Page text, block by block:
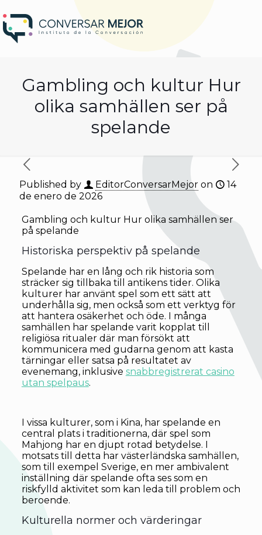
Gambling och kultur Hur
olika samhällen ser på
spelande
Published by EditorConversarMejor on
14
de enero de 2026
Gambling och kultur Hur olika samhällen ser
på spelande
Historiska perspektiv på spelande
Spelande har en lång och rik historia som
sträcker sig tillbaka till antikens tider. Olika
kulturer har använt spel som ett sätt att
underhålla sig, men också som ett verktyg för
att hantera osäkerhet och öde. I många
samhällen har spelande varit kopplat till
religiösa ritualer där man försökt att
kommunicera med gudarna genom att kasta
tärningar eller satsa på resultatet av
evenemang, inklusive snabbregistrerat casino
utan spelpaus.
I vissa kulturer, som i Kina, har spelande en
central plats i traditionerna, där spel som
Mahjong har en djupt rotad betydelse. I
motsats till detta har västerländska samhällen,
som till exempel Sverige, en mer ambivalent
inställning där spelande ofta ses som en
riskfylld aktivitet som kan leda till problem och
beroende.
Kulturella normer och värderingar